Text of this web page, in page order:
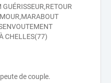
CHELLES(77)
de couple.